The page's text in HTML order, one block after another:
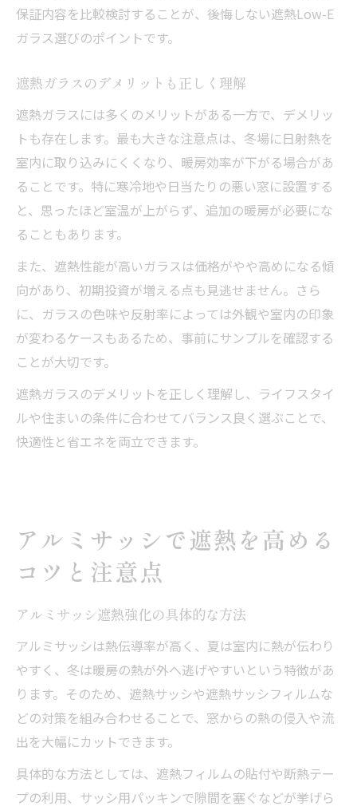
保証内容を比較検討することが、後悔しない遮熱Low-E
ガラス選びのポイントです。
遮熱ガラスのデメリットも正しく理解
遮熱ガラスには多くのメリットがある一方で、デメリッ
トも存在します。最も大きな注意点は、冬場に日射熱を
室内に取り込みにくくなり、暖房効率が下がる場合があ
ることです。特に寒冷地や日当たりの悪い窓に設置する
と、思ったほど室温が上がらず、追加の暖房が必要にな
ることもあります。
また、遮熱性能が高いガラスは価格がやや高めになる傾
向があり、初期投資が増える点も見逃せません。さら
に、ガラスの色味や反射率によっては外観や室内の印象
が変わるケースもあるため、事前にサンプルを確認する
ことが大切です。
遮熱ガラスのデメリットを正しく理解し、ライフスタイ
ルや住まいの条件に合わせてバランス良く選ぶことで、
快適性と省エネを両立できます。
アルミサッシで遮熱を高める
コツと注意点
アルミサッシ遮熱強化の具体的な方法
アルミサッシは熱伝導率が高く、夏は室内に熱が伝わり
やすく、冬は暖房の熱が外へ逃げやすいという特徴があ
ります。そのため、遮熱サッシや遮熱サッシフィルムな
どの対策を組み合わせることで、窓からの熱の侵入や流
出を大幅にカットできます。
具体的な方法としては、遮熱フィルムの貼付や断熱テー
プの利用、サッシ用パッキンで隙間を塞ぐなどが挙げら